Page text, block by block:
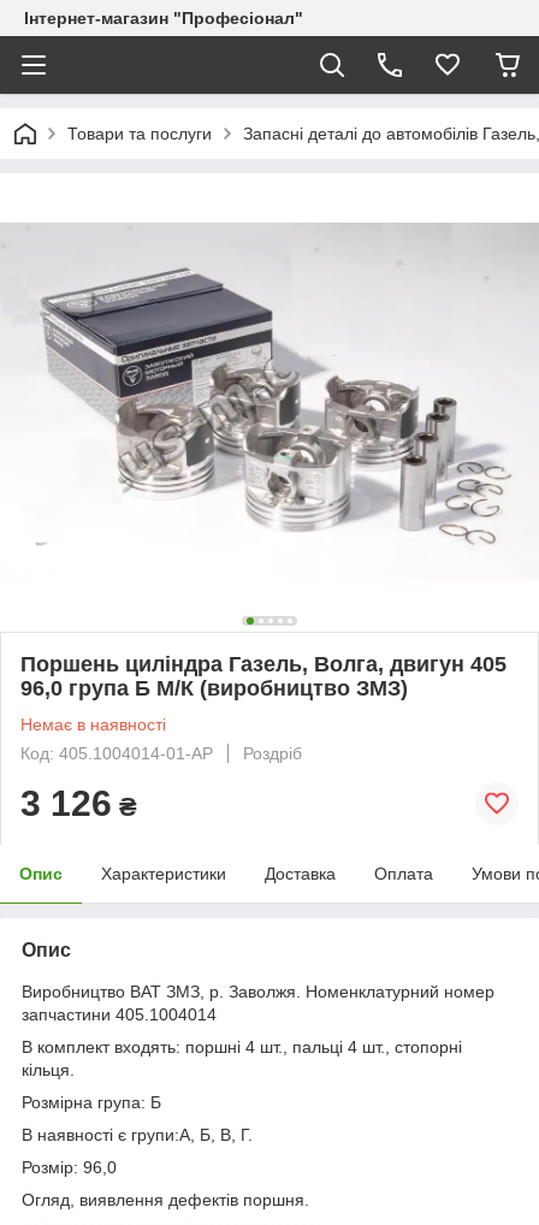
Інтернет-магазин "Професіонал"
Товари та послуги Запасні деталі до автомобілів
Поршень циліндра Газель, Волга, двигун 405
96,0 група Б М/К (виробництво ЗМЗ)
Немає в наявності
Код: 405.1004014-01-АР
Роздріб
3 126 ₴
Опис Характеристики Доставка Оплата Умови
Опис
Виробництво ВАТ ЗМЗ, р. Заволжя. Номенклатурний номер
запчастини 405.1004014
В комплект входять: поршні 4 шт., пальці 4 шт., стопорні
кільця.
Розмірна група: Б
В наявності є групи:А, Б, В, Г.
Розмір: 96,0
Огляд, виявлення дефектів поршня.